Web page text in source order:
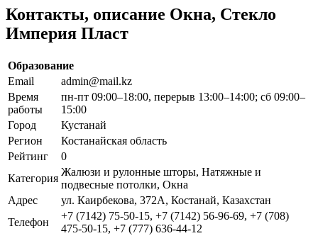
Контакты, описание Окна, Стекло
Империя Пласт
Образование
Email
admin@mail.kz
Время
работы
пн-пт 09:00–18:00, перерыв 13:00–14:00; сб 09:00–
15:00
Город
Кустанай
Регион
Костанайская область
Рейтинг
0
Категория
Жалюзи и рулонные шторы, Натяжные и
подвесные потолки, Окна
Адрес
ул. Каирбекова, 372А, Костанай, Казахстан
Телефон
+7 (7142) 75-50-15, +7 (7142) 56-96-69, +7 (708)
475-50-15, +7 (777) 636-44-12